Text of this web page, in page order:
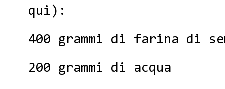
qui ):
400 grammi di farina di
200 grammi di acqua